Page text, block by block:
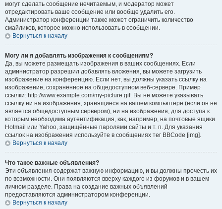
могут сделать сообщение нечитаемым, и модератор может
отредактировать ваше сообщение или вообще удалить его.
Администратор конференции также может ограничить количество
смайликов, которое можно использовать в сообщении.
Вернуться к началу
Могу ли я добавлять изображения к сообщениям?
Да, вы можете размещать изображения в ваших сообщениях. Если
администратор разрешил добавлять вложения, вы можете загрузить
изображение на конференцию. Если нет, вы должны указать ссылку на
изображение, сохранённое на общедоступном веб-сервере. Пример
ссылки: http://www.example.com/my-picture.gif. Вы не можете указывать
ссылку ни на изображения, хранящиеся на вашем компьютере (если он не
является общедоступным сервером), ни на изображения, для доступа к
которым необходима аутентификация, как, например, на почтовые ящики
Hotmail или Yahoo, защищённые паролями сайты и т. п. Для указания
ссылок на изображения используйте в сообщениях тег BBCode [img].
Вернуться к началу
Что такое важные объявления?
Эти объявления содержат важную информацию, и вы должны прочесть их
по возможности. Они появляются вверху каждого из форумов и в вашем
личном разделе. Права на создание важных объявлений
предоставляются администратором конференции.
Вернуться к началу